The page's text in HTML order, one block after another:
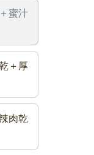
蜜汁
＋厚
肉乾